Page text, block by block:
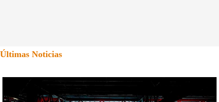
Últimas Noticias